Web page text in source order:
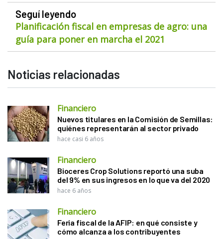
Seguí leyendo
Planificación fiscal en empresas de agro: una
guía para poner en marcha el 2021
Noticias relacionadas
Financiero
Nuevos titulares en la Comisión de Semillas:
quiénes representarán al sector privado
hace casi 6 años
Financiero
Bioceres Crop Solutions reportó una suba
del 9% en sus ingresos en lo que va del 2020
hace 6 años
Financiero
Feria fiscal de la AFIP: en qué consiste y
cómo alcanza a los contribuyentes